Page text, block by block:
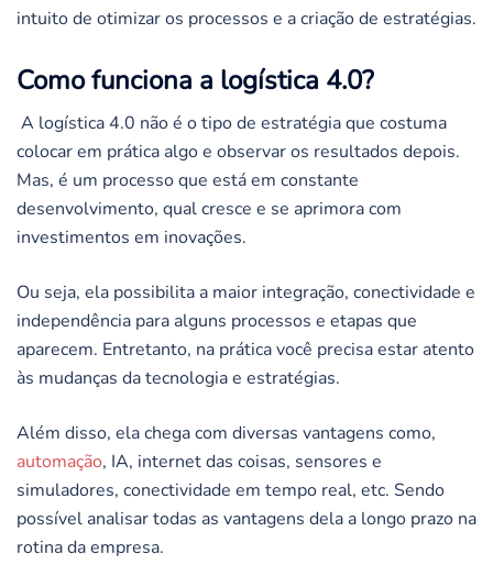
intuito de otimizar os processos e a criação de estratégias.
Como funciona a logística 4.0?
A logística 4.0 não é o tipo de estratégia que costuma
colocar em prática algo e observar os resultados depois.
Mas, é um processo que está em constante
desenvolvimento, qual cresce e se aprimora com
investimentos em inovações.
Ou seja, ela possibilita a maior integração, conectividade e
independência para alguns processos e etapas que
aparecem. Entretanto, na prática você precisa estar atento
às mudanças da tecnologia e estratégias.
Além disso, ela chega com diversas vantagens como,
automação, IA, internet das coisas, sensores e
simuladores, conectividade em tempo real, etc. Sendo
possível analisar todas as vantagens dela a longo prazo na
rotina da empresa.